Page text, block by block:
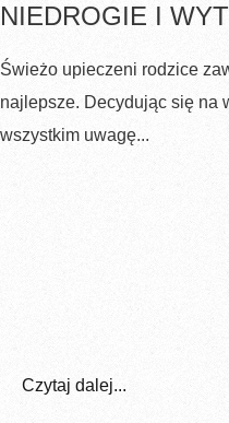
NIEDROGIE I
Świeżo upieczeni rodzice
najlepsze. Decydując się na
wszystkim uwagę...
Czytaj dalej...